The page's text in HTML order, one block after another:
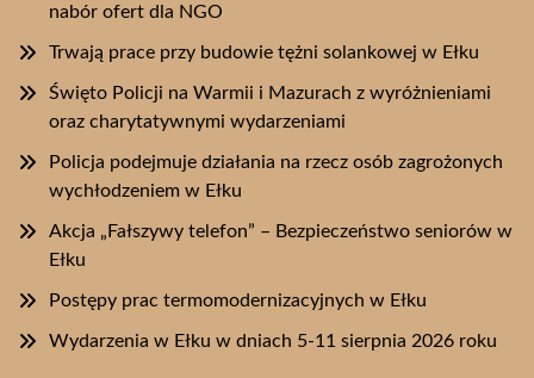
nabór ofert dla NGO
Trwają prace przy budowie tężni solankowej w Ełku
Święto Policji na Warmii i Mazurach z wyróżnieniami
oraz charytatywnymi wydarzeniami
Policja podejmuje działania na rzecz osób zagrożonych
wychłodzeniem w Ełku
Akcja „Fałszywy telefon” – Bezpieczeństwo seniorów w
Ełku
Postępy prac termomodernizacyjnych w Ełku
Wydarzenia w Ełku w dniach 5-11 sierpnia 2026 roku